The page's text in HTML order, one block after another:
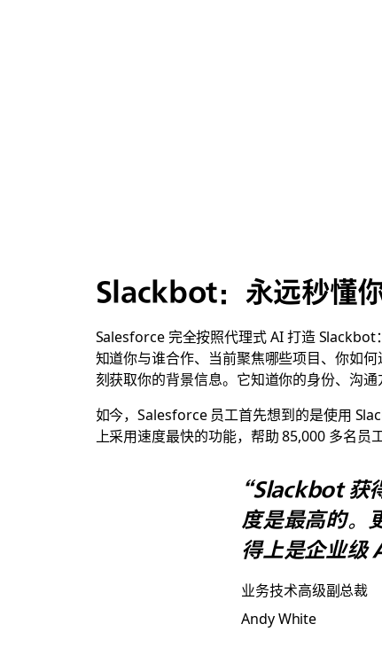
Slackbot：永远秒懂
Salesforce 完全按照代理式 AI 打造
知道你与谁合作、当前聚焦哪些项目、你如
刻获取你的背景信息。它知道你的身份、沟
如今，Salesforce 员工首先想到的是使用
上采用速度最快的功能，帮助 85,000 多名员
“Slackbot 获
度是最高的。
得上是企业级
业务技术高级副总裁
Andy White